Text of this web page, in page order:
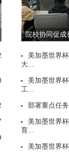
院校协同促
美加墨世界
大...
美加墨世界
工...
部署重点任
美加墨世界
育...
美加墨世界